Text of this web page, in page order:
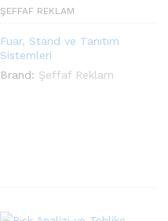
ŞEFFAF REKLAM
Fuar, Stand ve Tanıtım
Sistemleri
Brand: Şeffaf Reklam